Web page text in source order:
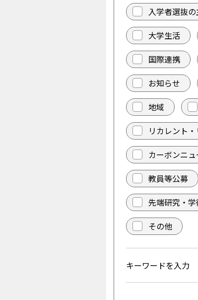
入学者選抜
大学生活
国際連携
お知らせ
地域
リカレント
カーボンニ
教員等公募
先端研究・
その他
キーワードを入力